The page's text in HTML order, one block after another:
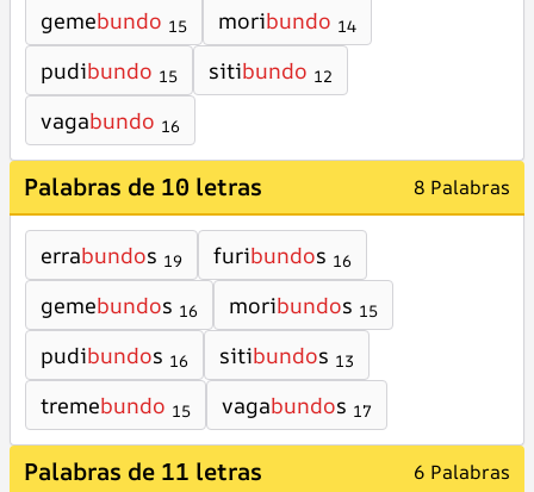
gemebundo 15 moribundo 14
pudibundo 15 sitibundo 12
vagabundo 16
Palabras de 10 letras 8 Palabras
errabundos 19 furibundos 16
gemebundos 16 moribundos 15
pudibundos 16 sitibundos 13
tremebundo 15 vagabundos 17
Palabras de 11 letras 6 Palabras